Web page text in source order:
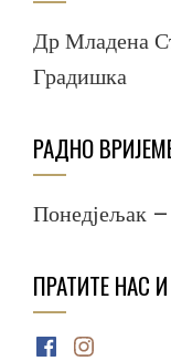
Др Младена
Градишка
РАДНО
Понедјељак
ПРАТИТЕ НАС
Facebook
Instagram